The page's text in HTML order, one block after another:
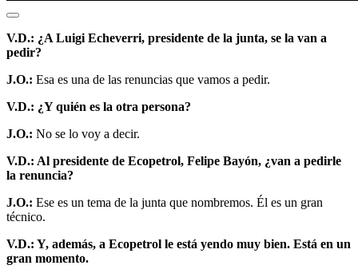
V.D.: ¿A Luigi Echeverri, presidente de la junta, se la van a
pedir?
J.O.: Esa es una de las renuncias que vamos a pedir.
V.D.: ¿Y quién es la otra persona?
J.O.: No se lo voy a decir.
V.D.: Al presidente de Ecopetrol, Felipe Bayón, ¿van a pedirle
la renuncia?
J.O.: Ese es un tema de la junta que nombremos. Él es un gran
técnico.
V.D.: Y, además, a Ecopetrol le está yendo muy bien. Está en un
gran momento.